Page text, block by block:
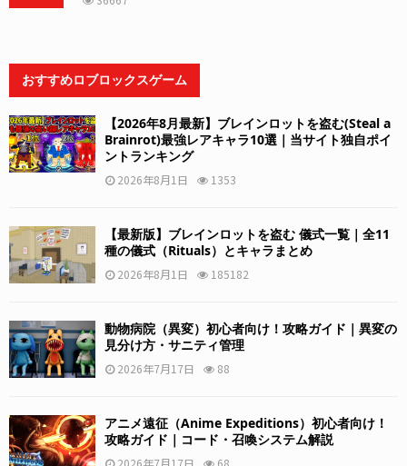
おすすめロブロックスゲーム
【2026年8月最新】ブレインロットを盗む(Steal a
Brainrot)最強レアキャラ10選｜当サイト独自ポイ
ントランキング
2026年8月1日 1353
【最新版】ブレインロットを盗む 儀式一覧｜全11
種の儀式（Rituals）とキャラまとめ
2026年8月1日 185182
動物病院（異変）初心者向け！攻略ガイド｜異変の
見分け方・サニティ管理
2026年7月17日 88
アニメ遠征（Anime Expeditions）初心者向け！
攻略ガイド｜コード・召喚システム解説